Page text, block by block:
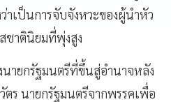
าเป็นการจับจังหวะของผู้นำหัว
ชาตินิยมที่พุ่งสูง
ายกรัฐมนตรีที่ขึ้นสู่อำนาจหลัง
ตร นายกรัฐมนตรีจากพรรคเพื่อ